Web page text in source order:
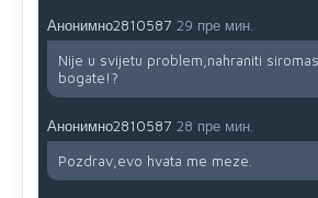
Анонимно2810587 29 пре мин.
Nije u svijetu problem,nahraniti
bogate!?
Анонимно2810587 28 пре мин.
Pozdrav,evo hvata me meze.